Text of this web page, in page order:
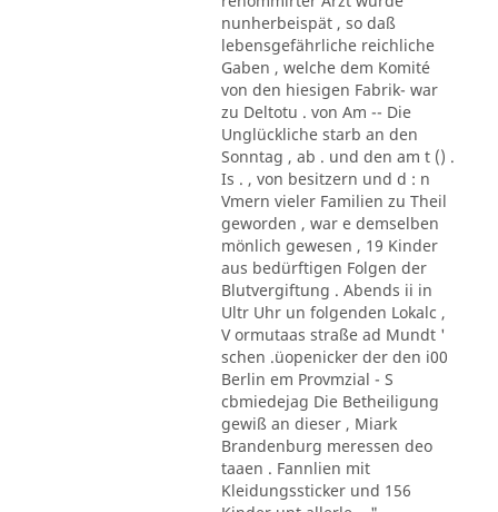
nunherbeispät , so daß
lebensgefährliche reichliche
Gaben , welche dem Komité
von den hiesigen Fabrik- war
zu Deltotu . von Am -- Die
Unglückliche starb an den
Sonntag , ab . und den am t () .
Is . , von besitzern und d : n
Vmern vieler Familien zu Theil
geworden , war e demselben
mönlich gewesen , 19 Kinder
aus bedürftigen Folgen der
Blutvergiftung . Abends ii in
Ultr Uhr un folgenden Lokalc ,
V ormutaas straße ad Mundt '
schen .üopenicker der den i00
Berlin em Provmzial - S
cbmiedejag Die Betheiligung
gewiß an dieser , Miark
Brandenburg meressen deo
taaen . Fannlien mit
Kleidungssticker und 156